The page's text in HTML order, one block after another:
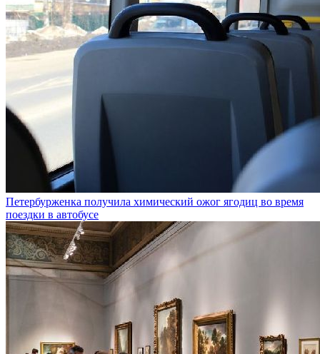
Петербурженка получила химический ожог ягодиц во время
поездки в автобусе